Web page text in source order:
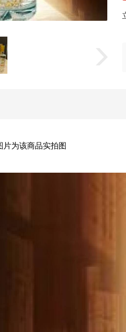
片为该商品实拍图